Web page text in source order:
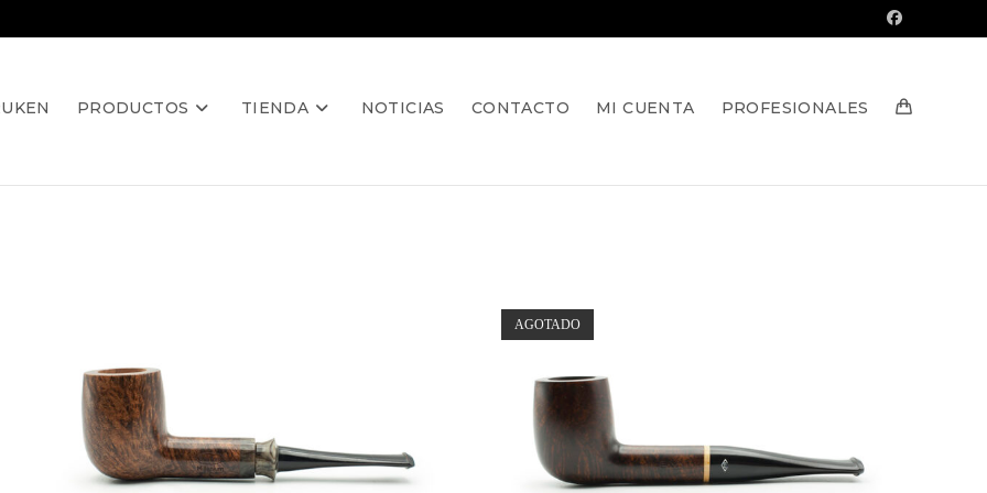
PRODUCTOS TIENDA NOTICIAS CONTACTO MI CUENTA PROFESIONALES
AGOTADO